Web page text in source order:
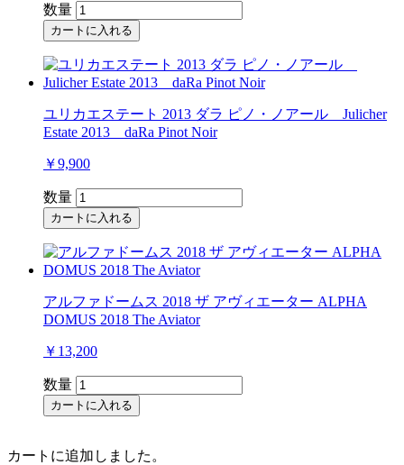
数量
カートに入れる
ユリカエステート 2013 ダラ ピノ・ノアール Julicher
Estate 2013 daRa Pinot Noir
￥9,900
数量
カートに入れる
アルファドームス 2018 ザ アヴィエーター ALPHA
DOMUS 2018 The Aviator
￥13,200
数量
カートに入れる
カートに追加しました。